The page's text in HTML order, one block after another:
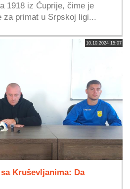
1918 iz Ćuprije, čime je
za primat u Srpskoj ligi...
10.10.2024 15:07
Kruševljanima: Da